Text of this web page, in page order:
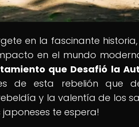
en la fascinante
en el mundo
que Desafió la
de esta rebelión que
y la valentía de los
te espera!